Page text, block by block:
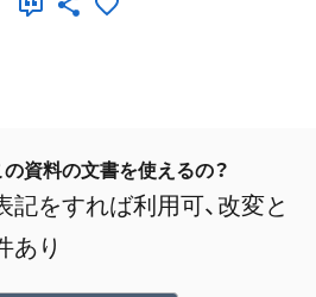
資料の文書を使えるの？
記をすれば利用可、改変と
あり